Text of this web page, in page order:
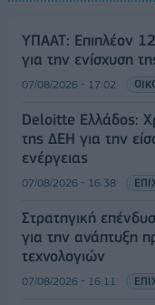
ΥΠΑΑΤ: Επιπλέον
για την ενίσχυση
07/08/2026 - 17:02
Deloitte Ελλάδος:
της ΔΕΗ για την
ενέργειας
07/08/2026 - 16:38
Στρατηγική
για την ανάπτυξη
τεχνολογιών
07/08/2026 - 16:11